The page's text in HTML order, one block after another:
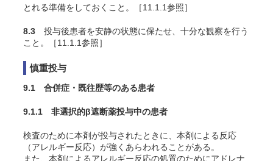
とれる準備をしておくこと。［11.1.1参照］
8.3 投与後患者を安静の状態に保たせ、十分な観察を行う
こと。［11.1.1参照］
慎重投与
9.1 合併症・既往歴等のある患者
9.1.1 非選択的β遮断薬投与中の患者
検査のために本剤が投与されたときに、本剤による反応
（アレルギー反応）が強くあらわれることがある。
また、本剤によるアレルギー反応の処置のためにアドレナ